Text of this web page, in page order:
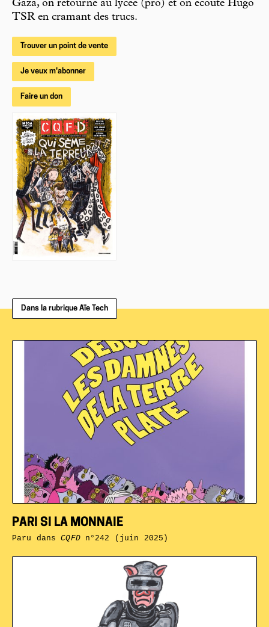
Gaza, on retourne au lycée (pro) et on écoute Hugo
TSR en cramant des trucs.
Trouver un point de vente
Je veux m'abonner
Faire un don
Dans la rubrique Aïe Tech
PARI SI LA MONNAIE
Paru dansCQFDn°242 (juin 2025)